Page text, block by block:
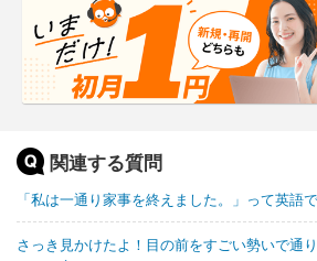
関連する質問
「私は一通り家事を終えました。」って英語
さっき見かけたよ！目の前をすごい勢いで通